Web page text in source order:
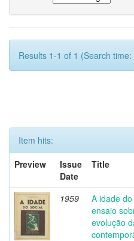
Results 1-1 of 1 (Search
Item hits:
Preview
Issue
Date
Title
1959
A idade
ensaio
evolução